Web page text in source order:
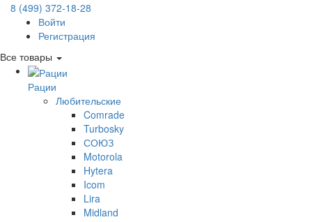
8 (499) 372-18-28
Войти
Регистрация
Все товары
Рации
Любительские
Comrade
Turbosky
СОЮЗ
Motorola
Hytera
Icom
Lira
Midland